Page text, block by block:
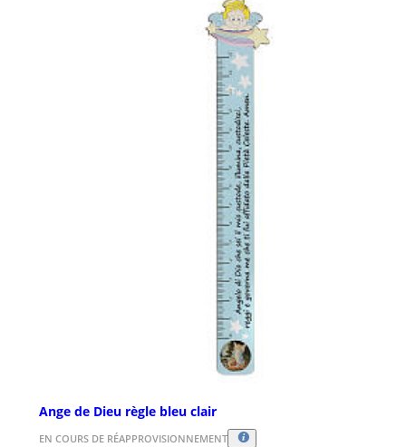
Ange de Dieu règle bleu clair
EN COURS DE RÉAPPROVISIONNEMENT